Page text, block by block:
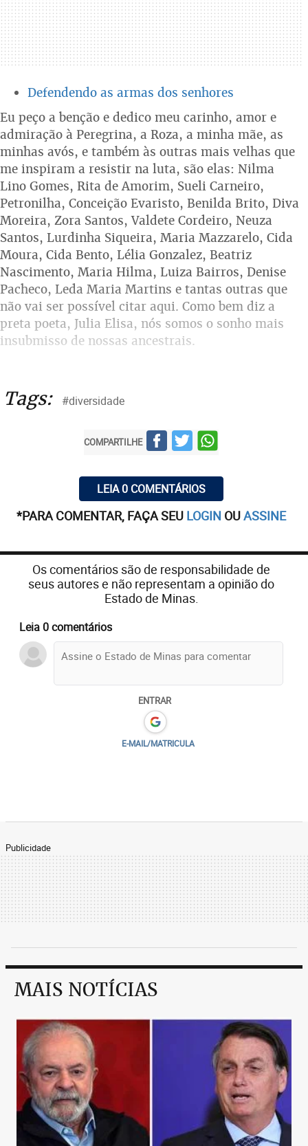
Defendendo as armas dos senhores
Eu peço a benção e dedico meu carinho, amor e
admiração à Peregrina, a Roza, a minha mãe, as
minhas avós, e também às outras mais velhas que
me inspiram a resistir na luta, são elas: Nilma
Lino Gomes, Rita de Amorim, Sueli Carneiro,
Petronilha, Conceição Evaristo, Benilda Brito, Diva
Moreira, Zora Santos, Valdete Cordeiro, Neuza
Santos, Lurdinha Siqueira, Maria Mazzarelo, Cida
Moura, Cida Bento, Lélia Gonzalez, Beatriz
Nascimento, Maria Hilma, Luiza Bairros, Denise
Pacheco, Leda Maria Martins e tantas outras que
não vai ser possível citar aqui. Como bem diz a
preta poeta, Julia Elisa, nós somos o sonho mais
insubmisso de nossas ancestrais.
Tags: #diversidade
COMPARTILHE
LEIA 0 COMENTÁRIOS
*PARA COMENTAR, FAÇA SEU LOGIN OUASSINE
Os comentários são de responsabilidade de
seus autores e não representam a opinião do
Estado de Minas.
Leia 0 comentários
ENTRAR
E-MAIL/MATRICULA
Publicidade
MAIS NOTÍCIAS